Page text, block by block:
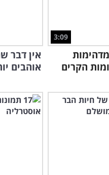
3:09
הקרים
אין דבר
אוהבים